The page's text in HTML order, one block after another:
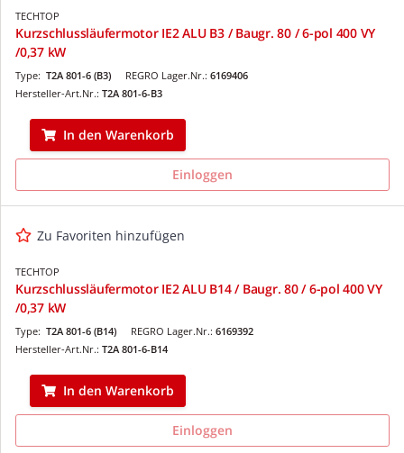
TECHTOP
Kurzschlussläufermotor IE2 ALU B3 / Baugr. 80 / 6-pol 400 VY
/0,37 kW
REGRO Lager.Nr.: 6169406
Type: T2A 801-6 (B3)
Hersteller-Art.Nr.: T2A 801-6-B3
In den Warenkorb
Einloggen
Zu Favoriten hinzufügen
TECHTOP
Kurzschlussläufermotor IE2 ALU B14 / Baugr. 80 / 6-pol 400 VY
/0,37 kW
REGRO Lager.Nr.: 6169392
Type: T2A 801-6 (B14)
Hersteller-Art.Nr.: T2A 801-6-B14
In den Warenkorb
Einloggen